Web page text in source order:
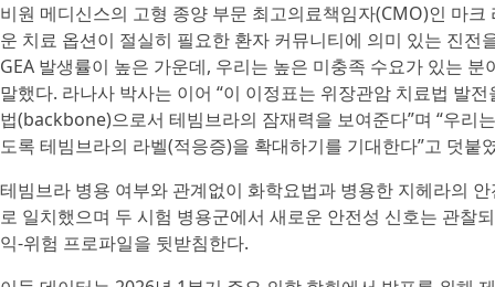
비원 메디신스의 고형 종양 부문 최고의료책임자(CMO)인 마
운 치료 옵션이 절실히 필요한 환자 커뮤니티에 의미 있는 진
GEA 발생률이 높은 가운데, 우리는 높은 미충족 수요가 있는
말했다. 라나사 박사는 이어 “이 이정표는 위장관암 치료법 발
법(backbone)으로서 테빔브라의 잠재력을 보여준다”며 “우리
도록 테빔브라의 라벨(적응증)을 확대하기를 기대한다”고 덧붙
테빔브라 병용 여부와 관계없이 화학요법과 병용한 지헤라의
로 일치했으며 두 시험 병용군에서 새로운 안전성 신호는 관찰
익-위험 프로파일을 뒷받침한다.